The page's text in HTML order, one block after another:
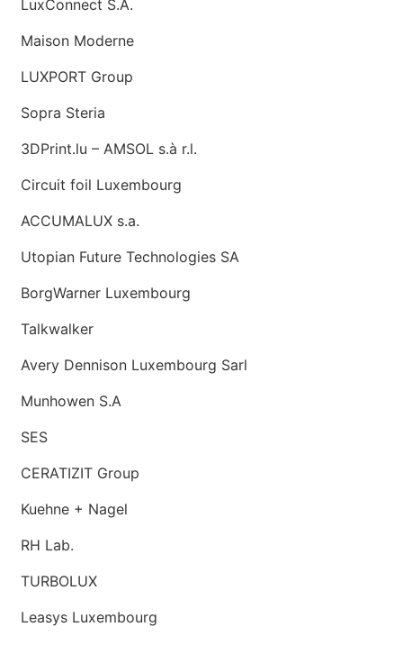
LuxConnect S.A.
Maison Moderne
LUXPORT Group
Sopra Steria
3DPrint.lu – AMSOL s.à r.l.
Circuit foil Luxembourg
ACCUMALUX s.a.
Utopian Future Technologies SA
BorgWarner Luxembourg
Talkwalker
Avery Dennison Luxembourg Sarl
Munhowen S.A
SES
CERATIZIT Group
Kuehne + Nagel
RH Lab.
TURBOLUX
Leasys Luxembourg